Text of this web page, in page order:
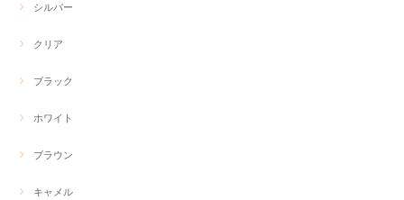
シルバー
クリア
ブラック
ホワイト
ブラウン
キャメル